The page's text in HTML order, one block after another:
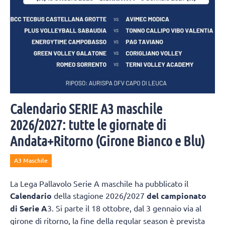
Calendario SERIE A3 maschile
2026/2027: tutte le giornate di
Andata+Ritorno (Girone Bianco e Blu)
A3 Maschile
La Lega Pallavolo Serie A maschile ha pubblicato il
Calendario della stagione 2026/2027 del campionato
di Serie A3. Si parte il 18 ottobre, dal 3 gennaio via al
girone di ritorno, la fine della regular season è prevista